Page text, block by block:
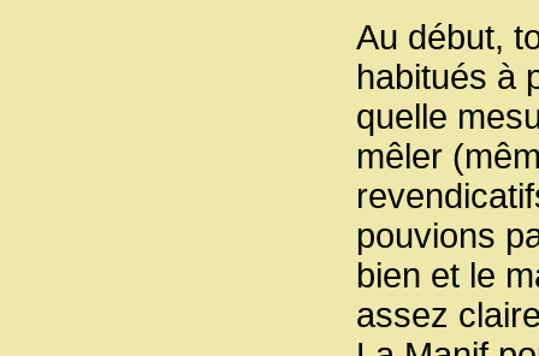
Au début,
habitués à
quelle
mêler
pouvions
bien et le
assez